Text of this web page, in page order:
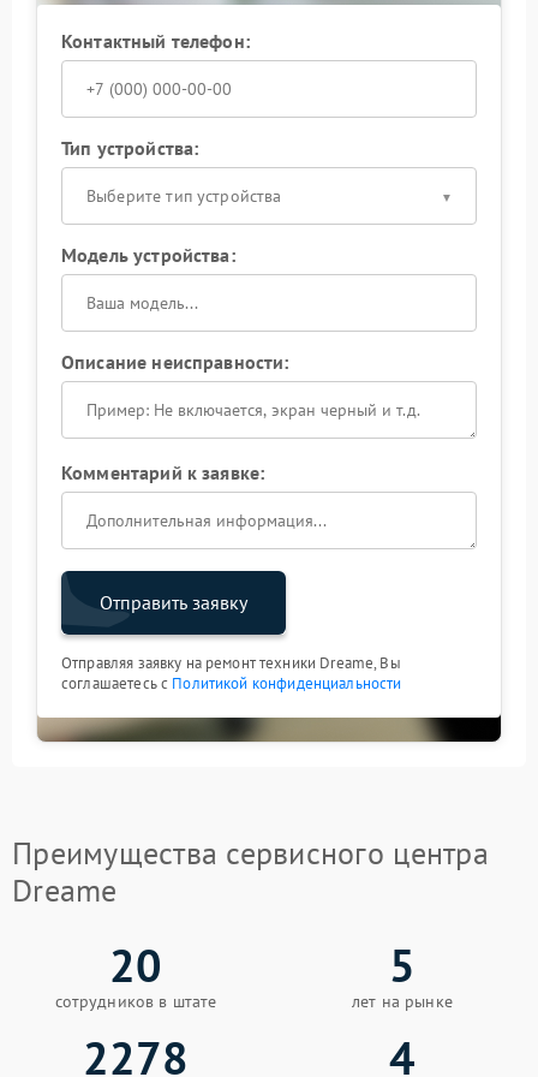
Контактный телефон:
Тип устройства:
Выберите тип устройства
Модель устройства:
Описание неисправности:
Комментарий к заявке:
Отправить заявку
Отправляя заявку на ремонт техники Dreame, Вы
соглашаетесь с Политикой конфиденциальности
Преимущества сервисного центра
Dreame
20
сотрудников в штате
5
лет на рынке
2278 4